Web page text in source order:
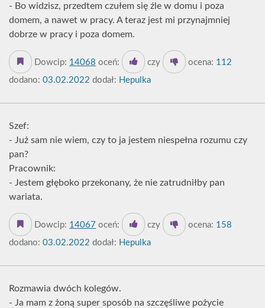
- Bo widzisz, przedtem czułem się źle w domu i poza
domem, a nawet w pracy. A teraz jest mi przynajmniej
dobrze w pracy i poza domem.
Dowcip: 14068 oceń: czy ocena: 112
dodano: 03.02.2022 dodał: Hepulka
Szef:
- Już sam nie wiem, czy to ja jestem niespełna rozumu czy
pan?
Pracownik:
- Jestem głęboko przekonany, że nie zatrudniłby pan
wariata.
Dowcip: 14067 oceń: czy ocena: 158
dodano: 03.02.2022 dodał: Hepulka
Rozmawia dwóch kolegów.
- Ja mam z żoną super sposób na szczęśliwe pożycie